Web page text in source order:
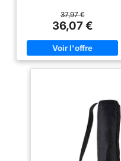
mouvement vertical à 180 °
(dévissez la poignée dans le
sens inverse des aiguilles
d'une montre) et la prise de vue
latérale à 90 °. La tête rotative à
trois voies peut être démontée
d'effets et de scènes de prise
de vue. 【Facile et Portable】
Le trépied pèse 1,4 kg (3,1 lb),
Conception améliorée à 3
éponges pour plus de confort
lors du transport d'un trépied.
Les pieds de colonne à 5
37,97 €
36,07 €